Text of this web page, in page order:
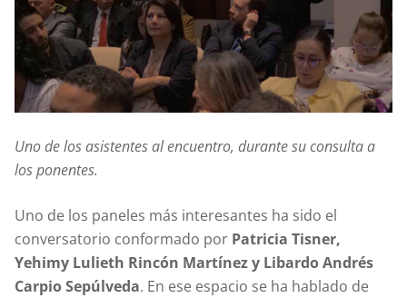
Uno de los asistentes al encuentro, durante su consulta a
los ponentes.
Uno de los paneles más interesantes ha sido el
conversatorio conformado por Patricia Tisner,
Yehimy Lulieth Rincón Martínez y Libardo Andrés
Carpio Sepúlveda. En ese espacio se ha hablado de